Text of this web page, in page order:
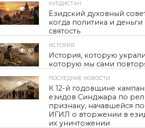
53
КУРДИСТАН
Езидский духовный
когда политика и
святость
63
ИСТОРИЯ
История, которую
которую мы сами
176
ПОСЛЕДНИЕ НОВОСТИ
К 12-й годовщине
езидов Синджара по
признаку, начавшейся
ИГИЛ о вторжении в
их уничтожении